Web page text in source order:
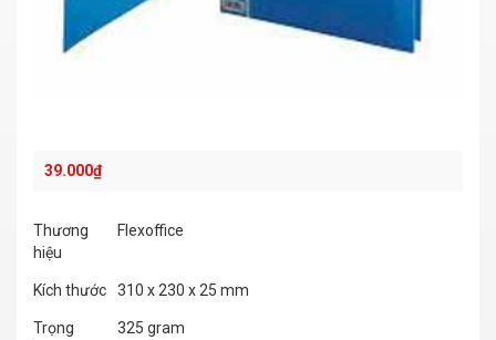
39.000₫
Thương
hiệu
Flexoffice
Kích thước 310 x 230 x 25 mm
Trọng
325 gram